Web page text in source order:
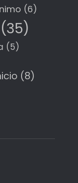
(6)
(35)
(5)
(8)